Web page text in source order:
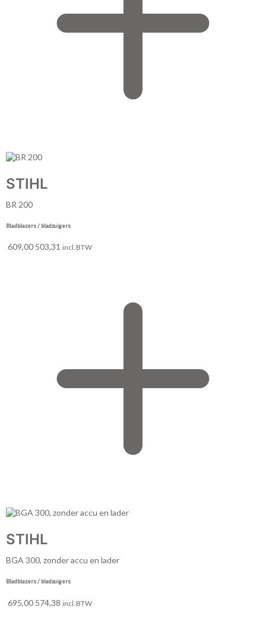
STIHL
BR 200
Bladblazers / bladzuigers
609,00 503,31 incl. BTW
STIHL
BGA 300, zonder accu en lader
Bladblazers / bladzuigers
695,00 574,38 incl. BTW